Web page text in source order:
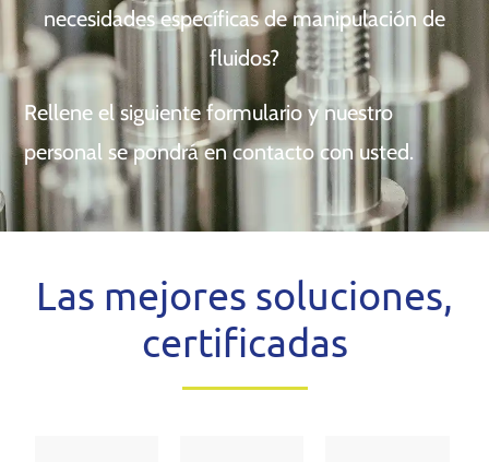
necesidades específicas de manipulación de
fluidos?
Rellene el siguiente formulario y nuestro
personal se pondrá en contacto con usted.
Las mejores soluciones,
certificadas